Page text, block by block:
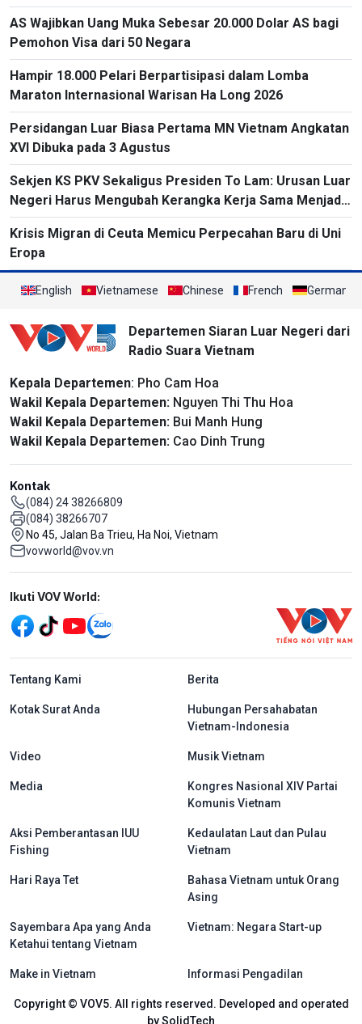
Impor
AS Wajibkan Uang Muka Sebesar 20.000 Dolar AS bagi
Pemohon Visa dari 50 Negara
Hampir 18.000 Pelari Berpartisipasi dalam Lomba
Maraton Internasional Warisan Ha Long 2026
Persidangan Luar Biasa Pertama MN Vietnam Angkatan
XVI Dibuka pada 3 Agustus
Sekjen KS PKV Sekaligus Presiden To Lam: Urusan Luar
Negeri Harus Mengubah Kerangka Kerja Sama Menjadi
Proyek-Proyek Konkret dan Menganggap Efektivitas
yang Substansial sebagai Tolok Ukur
Krisis Migran di Ceuta Memicu Perpecahan Baru di Uni
Eropa
English Vietnamese Chinese French German
Departemen Siaran Luar Negeri dari
Radio Suara Vietnam
Kepala Departemen: Pho Cam Hoa
Wakil Kepala Departemen: Nguyen Thi Thu Hoa
Wakil Kepala Departemen: Bui Manh Hung
Wakil Kepala Departemen: Cao Dinh Trung
Kontak
(084) 24 38266809
(084) 38266707
No 45, Jalan Ba Trieu, Ha Noi, Vietnam
vovworld@vov.vn
Mạng xã hội
Ikuti VOV World:
menu footer tiếng Indo
Tentang Kami Berita
Kotak Surat Anda
Hubungan Persahabatan
Vietnam-Indonesia
Video Musik Vietnam
Media
Kongres Nasional XIV Partai
Komunis Vietnam
Aksi Pemberantasan IUU
Fishing
Kedaulatan Laut dan Pulau
Vietnam
Hari Raya Tet
Bahasa Vietnam untuk Orang
Asing
Sayembara Apa yang Anda
Ketahui tentang Vietnam
Vietnam: Negara Start-up
Make in Vietnam Informasi Pengadilan
Copyright © VOV5. All rights reserved. Developed and operated
by SolidTech